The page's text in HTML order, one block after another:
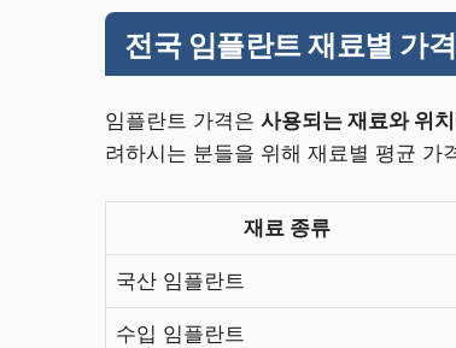
전국 임플란트 재료별 가
임플란트 가격은 사용되는 재료와 위치
려하시는 분들을 위해 재료별 평균 가
재료 종류
국산 임플란트
수입 임플란트